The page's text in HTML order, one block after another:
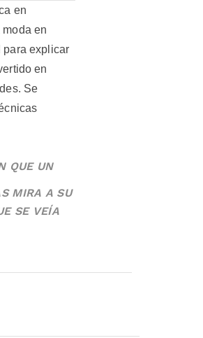
en
en
para explicar
en
Se
QUE UN
MIRA A SU
SE VEÍA